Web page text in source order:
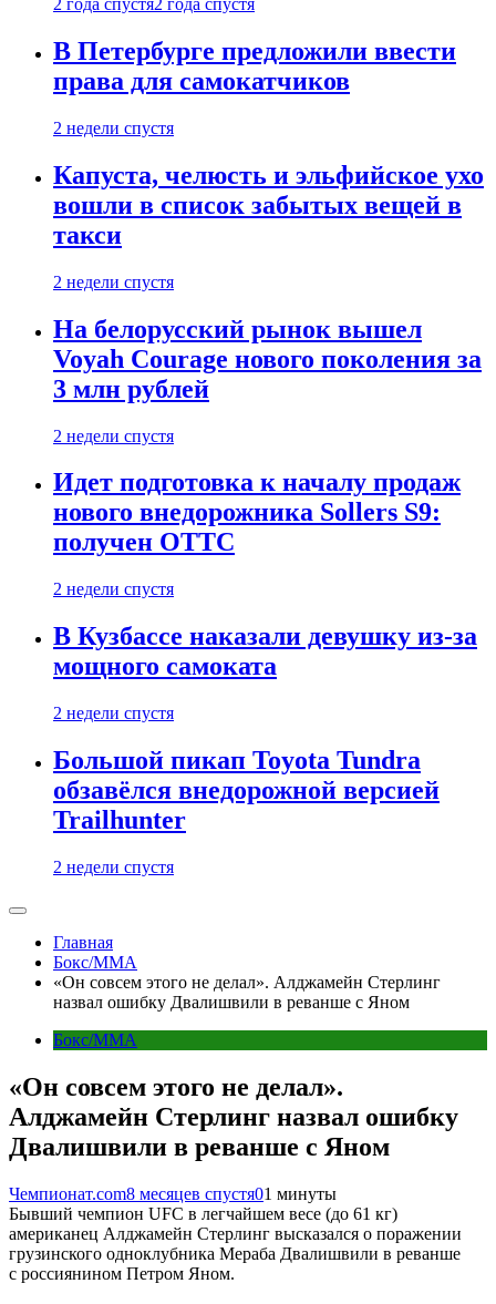
2 года спустя2 года спустя
В Петербурге предложили ввести
права для самокатчиков
2 недели спустя
Капуста, челюсть и эльфийское ухо
вошли в список забытых вещей в
такси
2 недели спустя
На белорусский рынок вышел
Voyah Courage нового поколения за
3 млн рублей
2 недели спустя
Идет подготовка к началу продаж
нового внедорожника Sollers S9:
получен ОТТС
2 недели спустя
В Кузбассе наказали девушку из-за
мощного самоката
2 недели спустя
Большой пикап Toyota Tundra
обзавёлся внедорожной версией
Trailhunter
2 недели спустя
Главная
Бокс/MMA
«Он совсем этого не делал». Алджамейн Стерлинг
назвал ошибку Двалишвили в реванше с Яном
Бокс/MMA
«Он совсем этого не делал».
Алджамейн Стерлинг назвал ошибку
Двалишвили в реванше с Яном
Чемпионат.com8 месяцев спустя01 минуты
Бывший чемпион UFC в легчайшем весе (до 61 кг)
американец Алджамейн Стерлинг высказался о поражении
грузинского одноклубника Мераба Двалишвили в реванше
с россиянином Петром Яном.